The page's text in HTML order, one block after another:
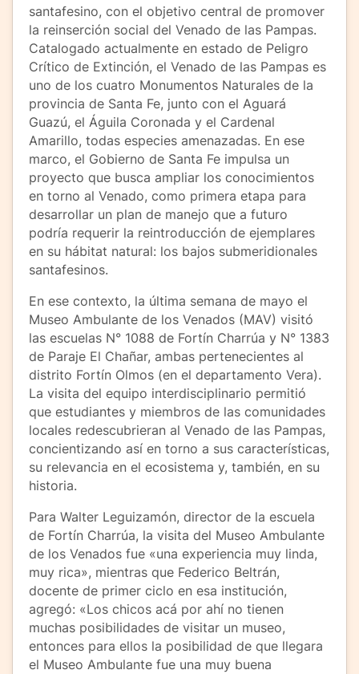
santafesino, con el objetivo central de promover
la reinserción social del Venado de las Pampas.
Catalogado actualmente en estado de Peligro
Crítico de Extinción, el Venado de las Pampas es
uno de los cuatro Monumentos Naturales de la
provincia de Santa Fe, junto con el Aguará
Guazú, el Águila Coronada y el Cardenal
Amarillo, todas especies amenazadas. En ese
marco, el Gobierno de Santa Fe impulsa un
proyecto que busca ampliar los conocimientos
en torno al Venado, como primera etapa para
desarrollar un plan de manejo que a futuro
podría requerir la reintroducción de ejemplares
en su hábitat natural: los bajos submeridionales
santafesinos.
En ese contexto, la última semana de mayo el
Museo Ambulante de los Venados (MAV) visitó
las escuelas N° 1088 de Fortín Charrúa y N° 1383
de Paraje El Chañar, ambas pertenecientes al
distrito Fortín Olmos (en el departamento Vera).
La visita del equipo interdisciplinario permitió
que estudiantes y miembros de las comunidades
locales redescubrieran al Venado de las Pampas,
concientizando así en torno a sus características,
su relevancia en el ecosistema y, también, en su
historia.
Para Walter Leguizamón, director de la escuela
de Fortín Charrúa, la visita del Museo Ambulante
de los Venados fue «una experiencia muy linda,
muy rica», mientras que Federico Beltrán,
docente de primer ciclo en esa institución,
agregó: «Los chicos acá por ahí no tienen
muchas posibilidades de visitar un museo,
entonces para ellos la posibilidad de que llegara
el Museo Ambulante fue una muy buena